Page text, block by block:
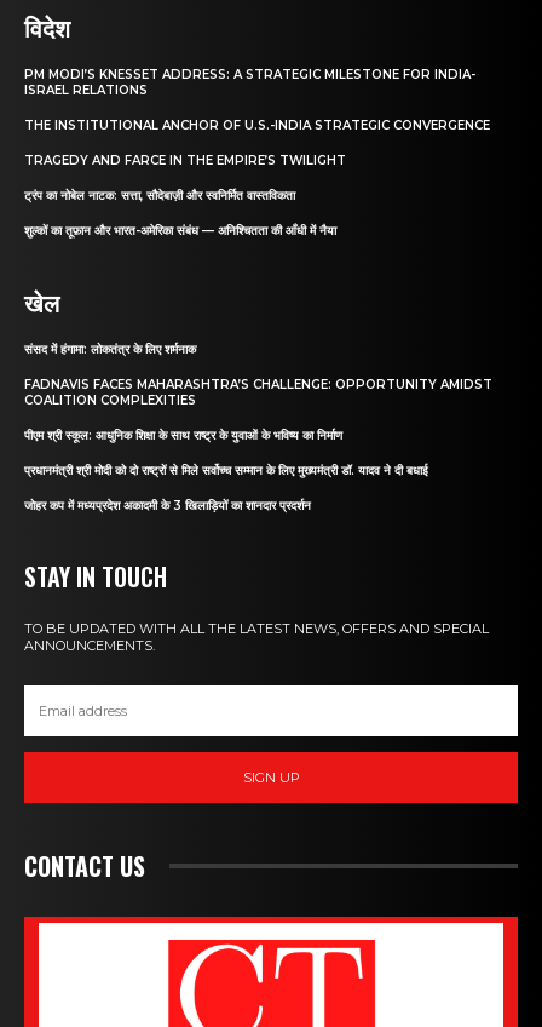
विदेश
PM MODI’S KNESSET ADDRESS: A STRATEGIC MILESTONE FOR INDIA-
ISRAEL RELATIONS
THE INSTITUTIONAL ANCHOR OF U.S.-INDIA STRATEGIC CONVERGENCE
TRAGEDY AND FARCE IN THE EMPIRE’S TWILIGHT
ट्रंप का नोबेल नाटक: सत्ता, सौदेबाज़ी और स्वनिर्मित वास्तविकता
शुल्कों का तूफ़ान और भारत-अमेरिका संबंध — अनिश्चितता की आँधी में नैया
खेल
संसद में हंगामा: लोकतंत्र के लिए शर्मनाक
FADNAVIS FACES MAHARASHTRA’S CHALLENGE: OPPORTUNITY AMIDST
COALITION COMPLEXITIES
पीएम श्री स्कूल: आधुनिक शिक्षा के साथ राष्ट्र के युवाओं के भविष्य का निर्माण
प्रधानमंत्री श्री मोदी को दो राष्ट्रों से मिले सर्वोच्च सम्मान के लिए मुख्यमंत्री डॉ. यादव ने दी बधाई
जोहर कप में मध्यप्रदेश अकादमी के 3 खिलाड़ियों का शानदार प्रदर्शन
STAY IN TOUCH
TO BE UPDATED WITH ALL THE LATEST NEWS, OFFERS AND SPECIAL
ANNOUNCEMENTS.
SIGN UP
CONTACT US